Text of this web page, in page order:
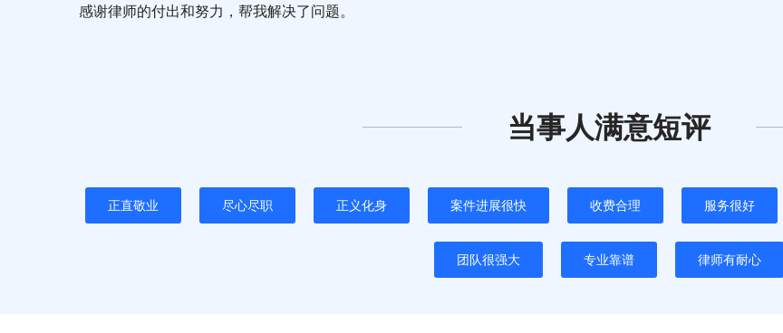
感谢律师的付出和努力，帮我解决了问题。
当事人满意短评
正直敬业 尽心尽职 正义化身 案件进展很快 收费合理 服务很好
团队很强大 专业靠谱 律师有耐心